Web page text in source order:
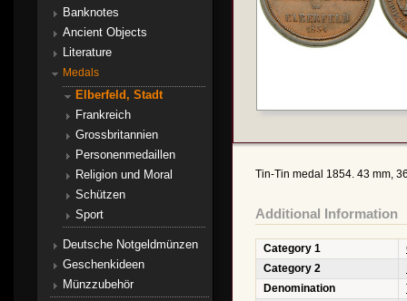
Tin-Tin medal 1854. 43 mm,
Additional Information
Category 1
Category 2
Denomination
Banknotes
Ancient Objects
Literature
Medals
Elberfeld, Stadt
Frankreich
Grossbritannien
Personenmedaillen
Religion und Moral
Schützen
Sport
Deutsche Notgeldmünzen
Geschenkideen
Münzzubehör